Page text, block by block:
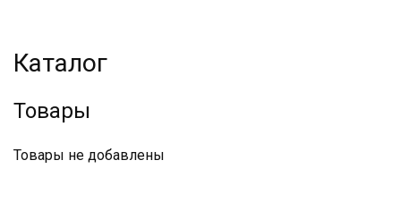
Каталог
Товары
Товары не добавлены